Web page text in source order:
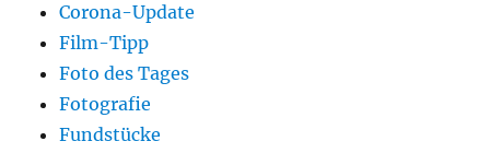
Corona-Update
Film-Tipp
Foto des Tages
Fotografie
Fundstücke